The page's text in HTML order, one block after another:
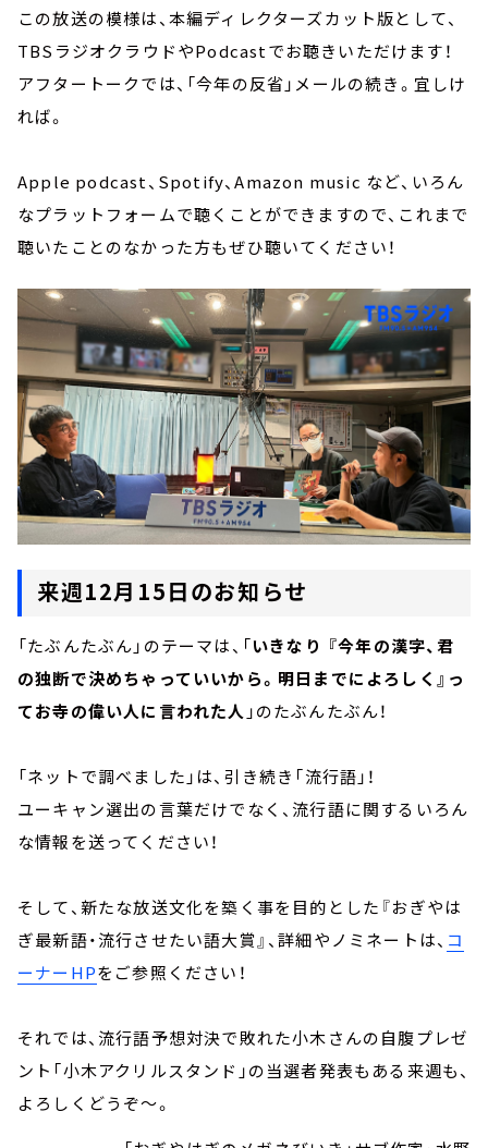
この放送の模様は、本編ディレクターズカット版として、
TBSラジオクラウドやPodcastでお聴きいただけます！
アフタートークでは、「今年の反省」メールの続き。宜しけ
れば。
Apple podcast、Spotify、Amazon music など、いろん
なプラットフォームで聴くことができますので、これまで
聴いたことのなかった方もぜひ聴いてください！
来週12月15日のお知らせ
「たぶんたぶん」のテーマは、「いきなり 『今年の漢字、君
の独断で決めちゃっていいから。明日までによろしく』っ
てお寺の偉い人に言われた人 」のたぶんたぶん！
「ネットで調べました」は、引き続き「流行語」！
ユーキャン選出の言葉だけでなく、流行語に関するいろん
な情報を送ってください！
そして、新たな放送文化を築く事を目的とした『おぎやは
ぎ最新語・流行させたい語大賞』、詳細やノミネートは、 コ
ーナーHPをご参照ください！
それでは、流行語予想対決で敗れた小木さんの自腹プレゼ
ント「小木アクリルスタンド」の当選者発表もある来週も、
よろしくどうぞ～。